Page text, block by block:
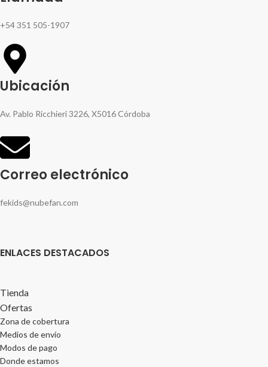
+54 351 505-1907
Ubicación
Av. Pablo Ricchieri 3226, X5016 Córdoba
Correo electrónico
fekids@nubefan.com
ENLACES DESTACADOS
Tienda
Ofertas
Zona de cobertura
Medios de envío
Modos de pago
Donde estamos